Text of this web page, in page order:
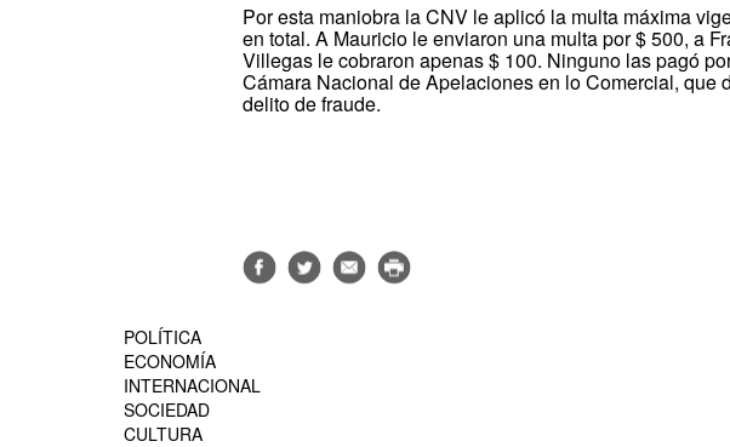
Por esta maniobra la CNV le aplicó la multa máxima
en total. A Mauricio le enviaron una multa por $ 500, a
Villegas le cobraron apenas $ 100. Ninguno las pagó
Cámara Nacional de Apelaciones en lo Comercial, que
delito de fraude.
POLÍTICA
ECONOMÍA
INTERNACIONAL
SOCIEDAD
CULTURA